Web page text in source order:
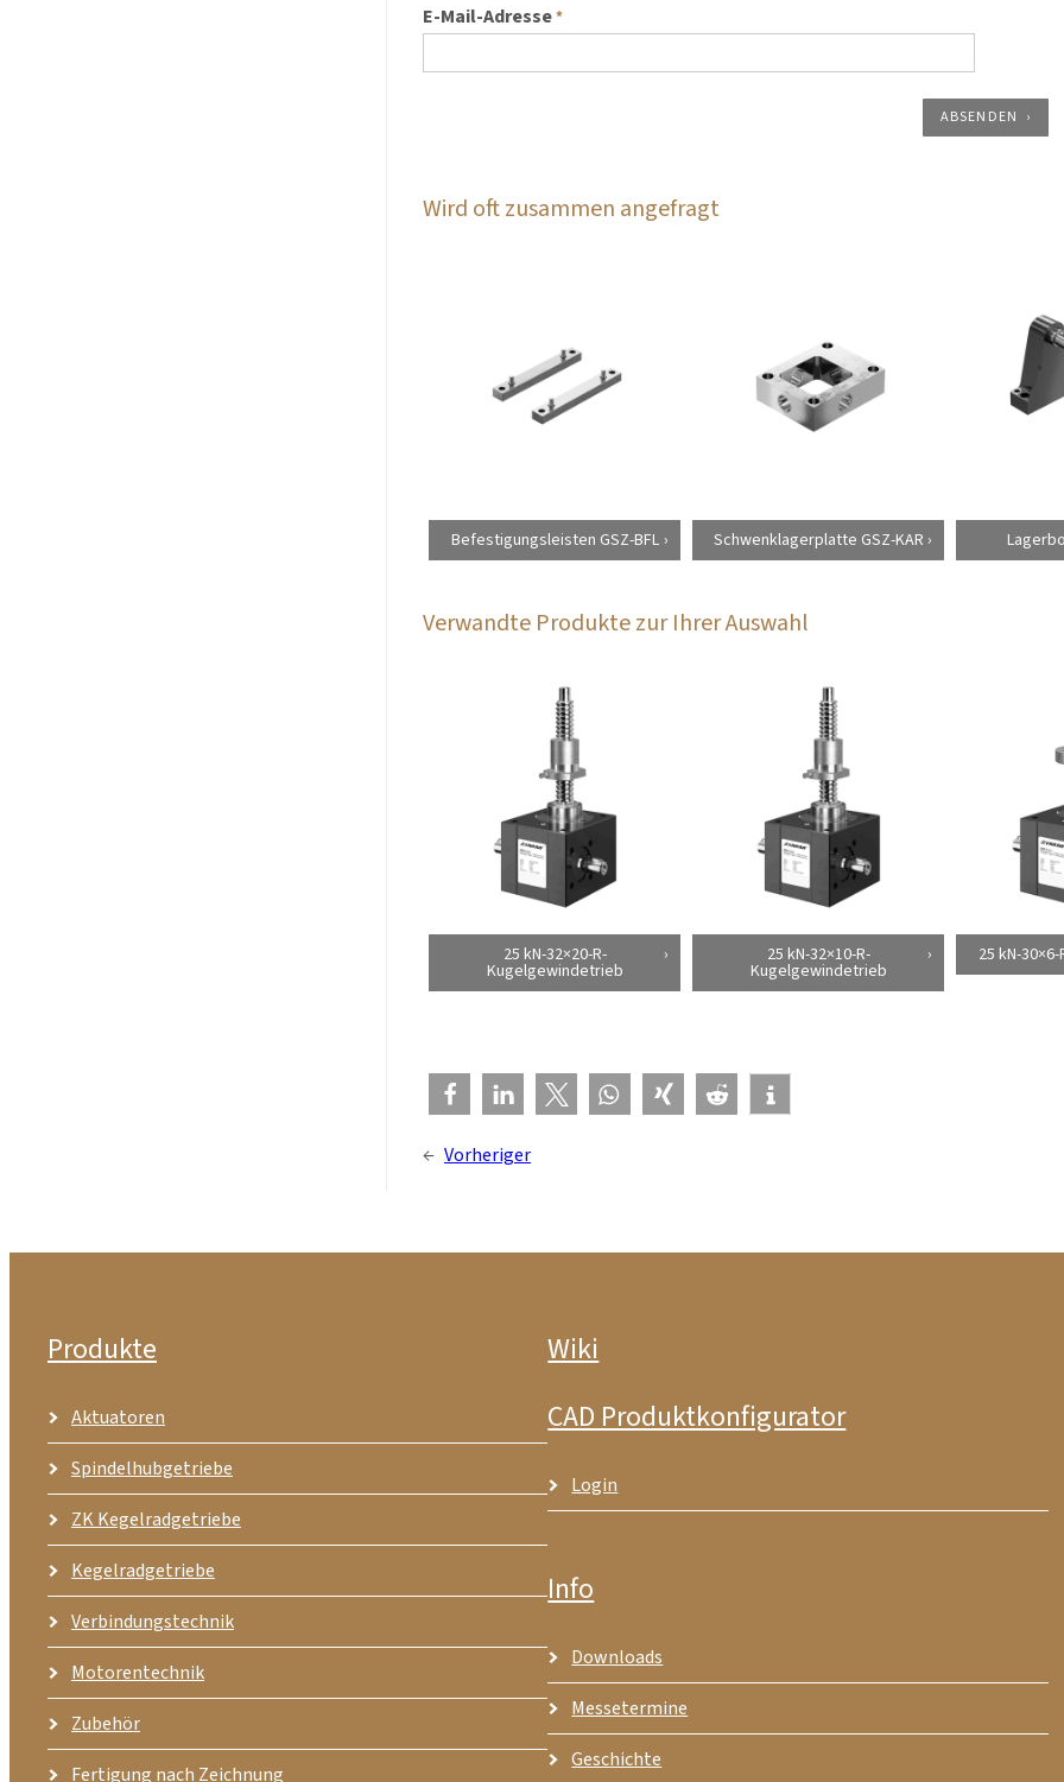
E-Mail-Adresse*
ABSENDEN
Wird oft zusammen angefragt
Befestigungsleisten GSZ-BFL Schwenklagerplatte GSZ-KAR
Verwandte Produkte zur Ihrer Auswahl
25 kN-32×20-R-
Kugelgewindetrieb
25 kN-32×10-R-
Kugelgewindetrieb
25 kN-
← Vorheriger
Produkte
Aktuatoren
Spindelhubgetriebe
ZK Kegelradgetriebe
Kegelradgetriebe
Verbindungstechnik
Motorentechnik
Zubehör
Fertigung nach Zeichnung
Wiki
CAD Produktkonfigurator
Login
Info
Downloads
Messetermine
Geschichte